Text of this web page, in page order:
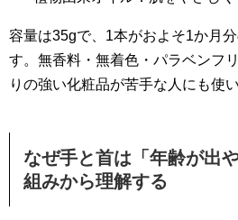
容量は35gで、1本がおよそ1か月
す。無香料・無着色・パラベンフ
りの強い化粧品が苦手な人にも使
なぜ手と首は「年齢が出
組みから理解する